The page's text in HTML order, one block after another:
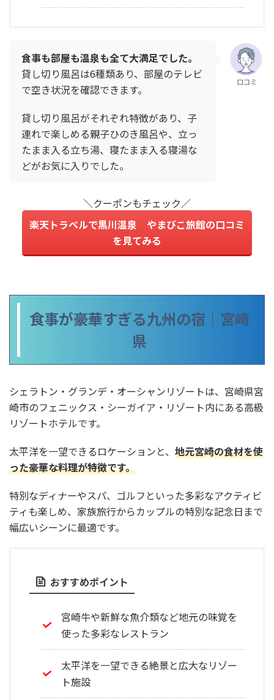
食事も部屋も温泉も全て大満足でした。
貸し切り風呂は6種類あり、部屋のテレビ
で空き状況を確認できます。
貸し切り風呂がそれぞれ特徴があり、子
連れで楽しめる親子ひのき風呂や、立っ
たまま入る立ち湯、寝たまま入る寝湯な
どがお気に入りでした。
口コミ
＼クーポンもチェック／
楽天トラベルで黒川温泉 やまびこ旅館の口コミ
を見てみる
食事が豪華すぎる九州の宿｜宮崎
県
シェラトン・グランデ・オーシャンリゾートは、宮崎県宮
崎市のフェニックス・シーガイア・リゾート内にある高級
リゾートホテルです。
太平洋を一望できるロケーションと、 地元宮崎の食材を使
った豪華な料理が特徴です。
特別なディナーやスパ、ゴルフといった多彩なアクティビ
ティも楽しめ、家族旅行からカップルの特別な記念日まで
幅広いシーンに最適です。
おすすめポイント
宮崎牛や新鮮な魚介類など地元の味覚を
使った多彩なレストラン
太平洋を一望できる絶景と広大なリゾー
ト施設